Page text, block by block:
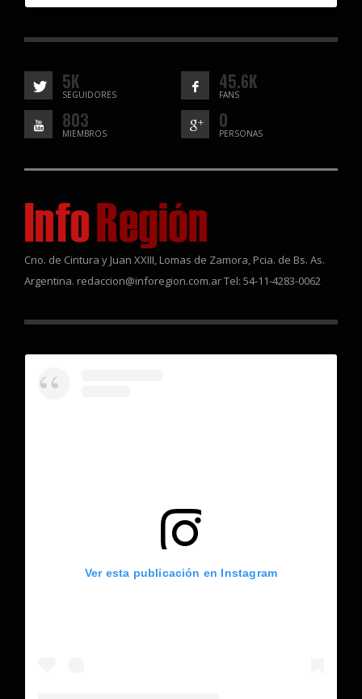
5K
SEGUIDORES
45.6K
FANS
803
MIEMBROS
0
PERSONAS
Cno. de Cintura y Juan XXIII, Lomas de Zamora, Pcia. de Bs. As.
Argentina. redaccion@inforegion.com.ar Tel: 54-11-4283-0062
Ver esta publicación en Instagram